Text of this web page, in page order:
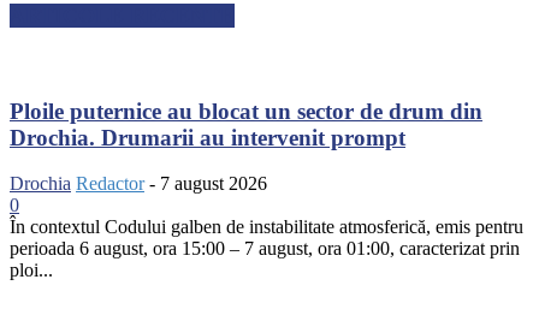
Ploile puternice au blocat un sector de drum din
Drochia. Drumarii au intervenit prompt
Drochia Redactor - 7 august 2026
0
În contextul Codului galben de instabilitate atmosferică, emis pentru
perioada 6 august, ora 15:00 – 7 august, ora 01:00, caracterizat prin
ploi...